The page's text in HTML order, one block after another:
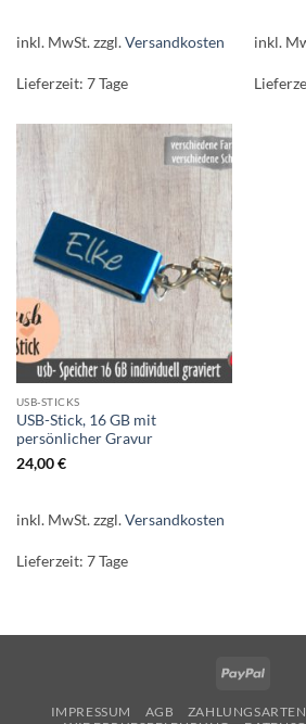
inkl. MwSt.zzgl.Versandkosten
Lieferzeit: 7 Tage
inkl.
USB-STICKS
USB-Stick, 16 GB mit
persönlicher Gravur
24,00€
inkl. MwSt.zzgl.Versandkosten
Lieferzeit: 7 Tage
PayPal
IMPRESSUM AGB ZAHLUNGSARTEN